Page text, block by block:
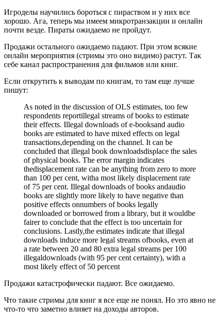
Игроделы научились бороться с пираством и у них все
хорошо. Ага, теперь мы имеем микротранзакции и онлайн
почти везде. Пираты ожидаемо не пройдут.
Продажи остального ожидаемо падают. При этом всякие
онлайн мероприятия (стримы это оно видимо) растут. Так
себе канал распространения для фильмов или книг.
Если открутить к выводам по книгам, то там еще лучше
пишут:
As noted in the discussion of OLS estimates, too few
respondents reportillegal streams of books to estimate
their effects. Illegal downloads of e-booksand audio
books are estimated to have mixed effects on legal
transactions,depending on the channel. It can be
concluded that illegal book downloadsdisplace the sales
of physical books. The error margin indicates
thedisplacement rate can be anything from zero to more
than 100 per cent, witha most likely displacement rate
of 75 per cent. Illegal downloads of books andaudio
books are slightly more likely to have negative than
positive effects onnumbers of books legally
downloaded or borrowed from a library, but it wouldbe
fairer to conclude that the effect is too uncertain for
conclusions. Lastly,the estimates indicate that illegal
downloads induce more legal streams ofbooks, even at
a rate between 20 and 80 extra legal streams per 100
illegaldownloads (with 95 per cent certainty), with a
most likely effect of 50 percent
Продажи катастрофически падают. Все ожидаемо.
Что такие стримы для книг я все еще не понял. Но это явно не
что-то что заметно влияет на доходы авторов.